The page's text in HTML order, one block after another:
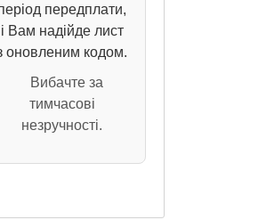
передплати,
і Вам надійде лист
оновленим кодом.
Вибачте за
тимчасові
незручності.